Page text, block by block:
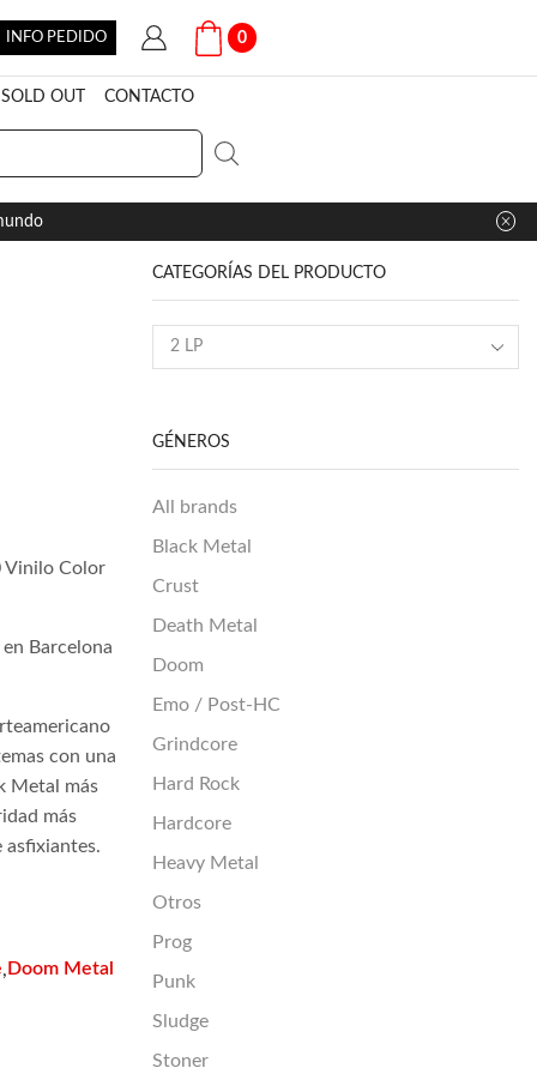
INFO PEDIDO 0
SOLD OUT CONTACTO
Vinilo Color
Barcelona
con una
Metal más
más
asfixiantes.
, Doom Metal
CATEGORÍAS DEL PRODUCTO
GÉNEROS
All brands
Black Metal
Crust
Death Metal
Doom
Emo / Post-HC
Grindcore
Hard Rock
Hardcore
Heavy Metal
Otros
Prog
Punk
Sludge
Stoner